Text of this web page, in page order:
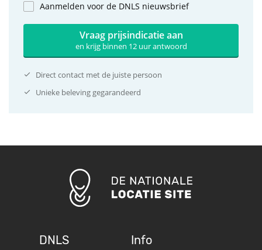
Aanmelden voor de DNLS nieuwsbrief
Vraag prijsindicatie aan
en krijg binnen 12 uur antwoord
Direct contact met de juiste persoon
Unieke beleving gegarandeerd
DNLS Info